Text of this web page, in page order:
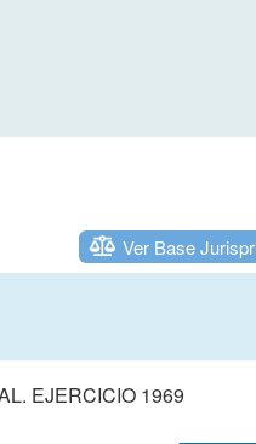
Ver Base
EJERCICIO 1969